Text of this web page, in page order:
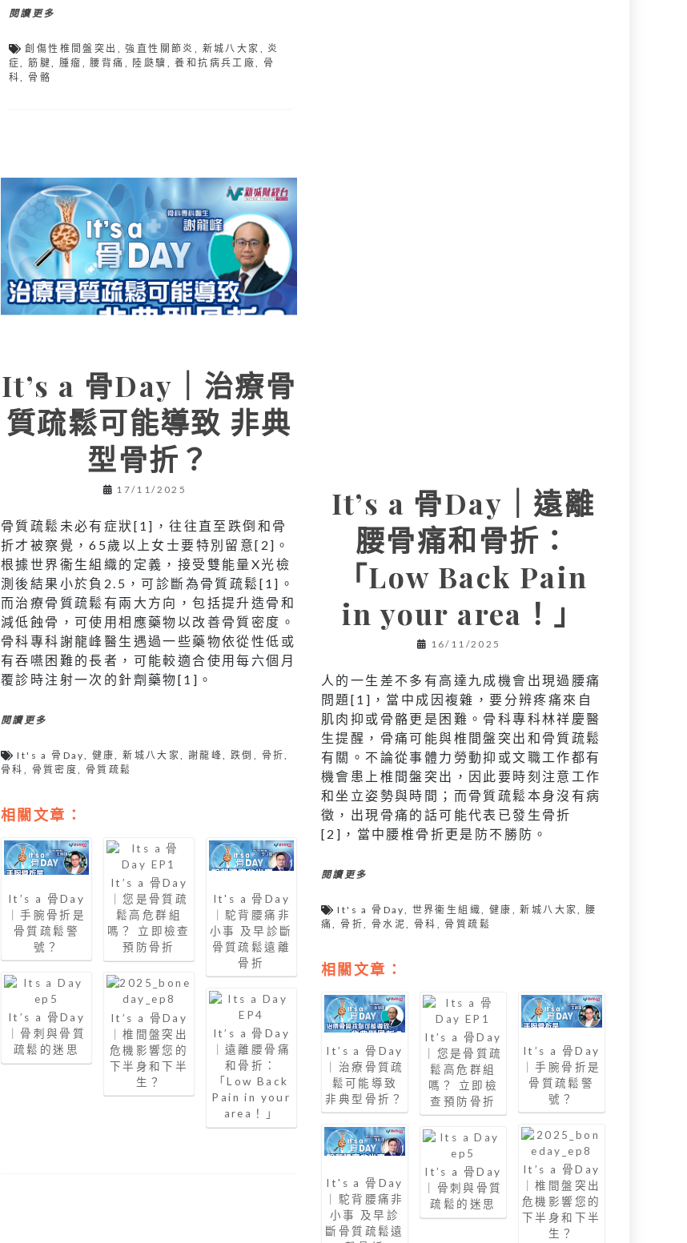
閱讀更多
創傷性椎間盤突出 ,強直性關節炎 , 新城八大家 , 炎
症,筋腱, 腫瘤 ,腰背痛 , 陸瓞驥 ,養和抗病兵工廠, 骨
科, 骨骼
It’s a 骨Day｜治療骨
質疏鬆可能導致 非典
型骨折？
17/11/2025
骨質疏鬆未必有症狀[1]，往往直至跌倒和骨
折才被察覺，65歲以上女士要特別留意[2]。
根據世界衞生組織的定義，接受雙能量X光檢
測後結果小於負2.5，可診斷為骨質疏鬆[1]。
而治療骨質疏鬆有兩大方向，包括提升造骨和
減低蝕骨，可使用相應藥物以改善骨質密度。
骨科專科謝龍峰醫生遇過一些藥物依從性低或
有吞嚥困難的長者，可能較適合使用每六個月
覆診時注射一次的針劑藥物[1]。
閱讀更多
It's a 骨Day, 健康,新城八大家,謝龍峰,跌倒 , 骨折,
骨科 , 骨質密度, 骨質疏鬆
相關文章：
It’s a 骨Day
｜手腕骨折是
骨質疏鬆警
號？
It’s a 骨Day
｜骨刺與骨質
疏鬆的迷思
It’s a 骨Day
｜您是骨質疏
鬆高危群組
嗎？ 立即檢查
預防骨折
It’s a 骨Day
｜椎間盤突出
危機影響您的
下半身和下半
生？
It's a 骨Day
｜駝背腰痛非
小事 及早診斷
骨質疏鬆遠離
骨折
It’s a 骨Day
｜遠離腰骨痛
和骨折：
「Low Back
Pain in your
area！」
It’s a 骨Day｜遠離
腰骨痛和骨折：
「Low Back Pain
in your area！」
16/11/2025
人的一生差不多有高達九成機會出現過腰痛
問題[1]，當中成因複雜，要分辨疼痛來自
肌肉抑或骨骼更是困難。骨科專科林祥慶醫
生提醒，骨痛可能與椎間盤突出和骨質疏鬆
有關。不論從事體力勞動抑或文職工作都有
機會患上椎間盤突出，因此要時刻注意工作
和坐立姿勢與時間；而骨質疏鬆本身沒有病
徵，出現骨痛的話可能代表已發生骨折
[2]，當中腰椎骨折更是防不勝防。
閱讀更多
It's a 骨Day, 世界衞生組織, 健康 ,新城八大家,腰
痛, 骨折, 骨水泥, 骨科 , 骨質疏鬆
相關文章：
It’s a 骨Day
｜治療骨質疏
鬆可能導致
非典型骨折？
It's a 骨Day
｜駝背腰痛非
小事 及早診
斷骨質疏鬆遠
It’s a 骨Day
｜您是骨質疏
鬆高危群組
嗎？ 立即檢
查預防骨折
It’s a 骨Day
｜骨刺與骨質
疏鬆的迷思
It’s a 骨Day
｜手腕骨折是
骨質疏鬆警
號？
It’s a 骨Day
｜椎間盤突出
危機影響您的
下半身和下半
生？